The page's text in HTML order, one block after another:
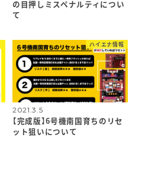
の目押しミスペナルティについ
て
ハイエナ情報
2021.3.5
【完成版】6号機南国育ちのリセ
ット狙いについて